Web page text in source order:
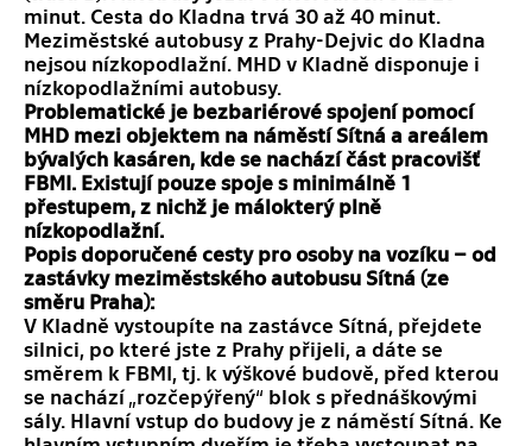
minut. Cesta do Kladna trvá 30 až 40 minut.
Meziměstské autobusy z Prahy-Dejvic do Kladna
nejsou nízkopodlažní. MHD v Kladně disponuje i
nízkopodlažními autobusy.
Problematické je bezbariérové spojení pomocí
MHD mezi objektem na náměstí Sítná a areálem
bývalých kasáren, kde se nachází část pracovišť
FBMI. Existují pouze spoje s minimálně 1
přestupem, z nichž je málokterý plně
nízkopodlažní.
Popis doporučené cesty pro osoby na vozíku – od
zastávky meziměstského autobusu Sítná (ze
směru Praha):
V Kladně vystoupíte na zastávce Sítná, přejdete
silnici, po které jste z Prahy přijeli, a dáte se
směrem k FBMI, tj. k výškové budově, před kterou
se nachází „rozčepýřený“ blok s přednáškovými
sály. Hlavní vstup do budovy je z náměstí Sítná. Ke